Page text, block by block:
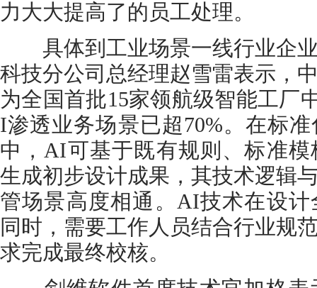
力大大提高了的员工处理。
具体到工业场景一线行业企业
科技分公司总经理赵雪雷表示，
为全国首批15家领航级智能工厂
I渗透业务场景已超70%。在标
中，AI可基于既有规则、标准
生成初步设计成果，其技术逻辑
管场景高度相通。AI技术在设
同时，需要工作人员结合行业规
求完成最终校核。